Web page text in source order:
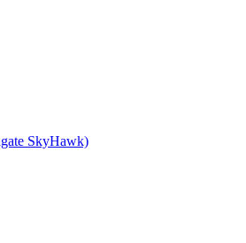
SkyHawk)